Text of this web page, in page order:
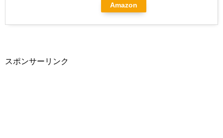
Amazon
スポンサーリンク